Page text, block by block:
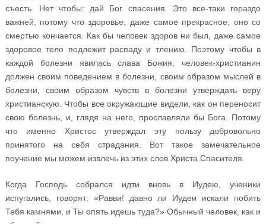
съесть. Нет чтобы: дай Бог спасения. Это все-таки гораздо
важней, потому что здоровье, даже самое прекрасное, оно со
смертью кончается. Как бы человек здоров ни был, даже самое
здоровое тело подлежит распаду и тлению. Поэтому чтобы в
каждой болезни явилась слава Божия, человек-христианин
должен своим поведением в болезни, своим образом мыслей в
болезни, своим образом чувств в болезни утверждать веру
христианскую. Чтобы все окружающие видели, как он переносит
свою болезнь, и, глядя на него, прославляли бы Бога. Потому
что именно Христос утверждал эту пользу добровольно
принятого на себя страдания. Вот такое замечательное
поучение мы можем извлечь из этих слов Христа Спасителя.
Когда Господь собрался идти вновь в Иудею, ученики
испугались, говорят: «Равви! давно ли Иудеи искали побить
Тебя камнями, и Ты опять идешь туда?» Обычный человек, как и